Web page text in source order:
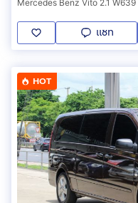
Mercedes Benz Vito 2.1
แชท
HOT